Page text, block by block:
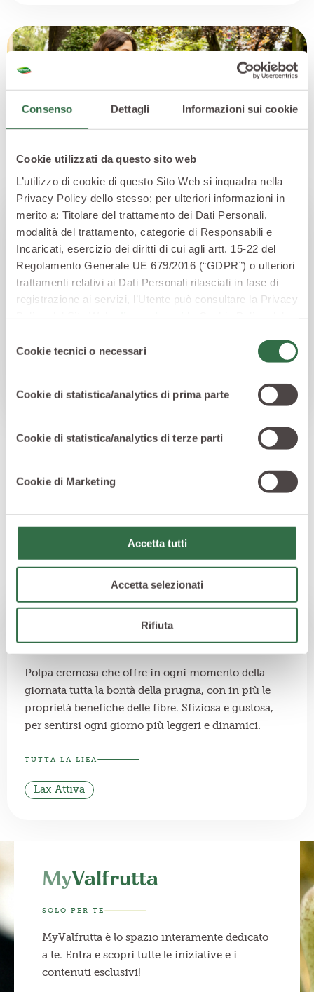
Consenso Dettagli Informazioni sui cookie
Cookie utilizzati da questo sito web
L’utilizzo di cookie di questo Sito Web si inquadra nella
Privacy Policy dello stesso; per ulteriori informazioni in
merito a: Titolare del trattamento dei Dati Personali,
modalità del trattamento, categorie di Responsabili e
Incaricati, esercizio dei diritti di cui agli artt. 15-22 del
Regolamento Generale UE 679/2016 (“GDPR”) o ulteriori
trattamenti relativi ai Dati Personali rilasciati in fase di
registrazione ai servizi, l’Utente può consultare la Privacy
specifiche per i servizi forniti tramite il Sito Web.
delCookie tecnici o necessari
Cookie di statistica/analytics di prima parte
Cookie di statistica/analytics di terze parti
Cookie di Marketing
Accetta tutti
Accetta selezionati
Rifiuta
Triangolini Morbidini
La merenda nutriente diventa divertente.
Tutto il buono della frutta per una merenda sana e
gustosa: 100% Polpa di frutta senza zuccheri
aggiunti, aromi, conservanti e coloranti.
TUTTA LA LINEA
Pera
Lax Attiva
Polpa cremosa che offre in ogni momento della
giornata tutta la bontà della prugna, con in più le
proprietà benefiche delle fibre. Sfiziosa e gustosa,
per sentirsi ogni giorno più leggeri e dinamici.
TUTTA LA LIEA
Lax Attiva
MyValfrutta
SOLO PER TE
MyValfrutta è lo spazio interamente dedicato
a te. Entra e scopri tutte le iniziative e i
contenuti esclusivi!